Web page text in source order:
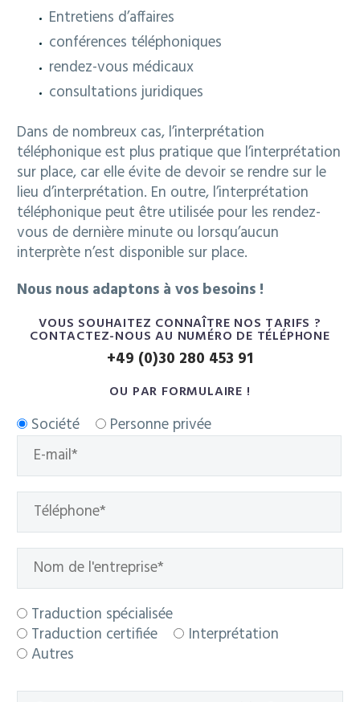
Entretiens d’affaires
conférences téléphoniques
rendez-vous médicaux
consultations juridiques
Dans de nombreux cas, l’interprétation
téléphonique est plus pratique que l’interprétation
sur place, car elle évite de devoir se rendre sur le
lieu d’interprétation. En outre, l’interprétation
téléphonique peut être utilisée pour les rendez-
vous de dernière minute ou lorsqu’aucun
interprète n’est disponible sur place.
Nous nous adaptons à vos besoins !
VOUS SOUHAITEZ CONNAÎTRE NOS TARIFS ?
CONTACTEZ-NOUS AU NUMÉRO DE TÉLÉPHONE
+49 (0)30 280 453 91
OU PAR FORMULAIRE !
Société Personne privée
Traduction spécialisée
Traduction certifiée
Interprétation
Autres